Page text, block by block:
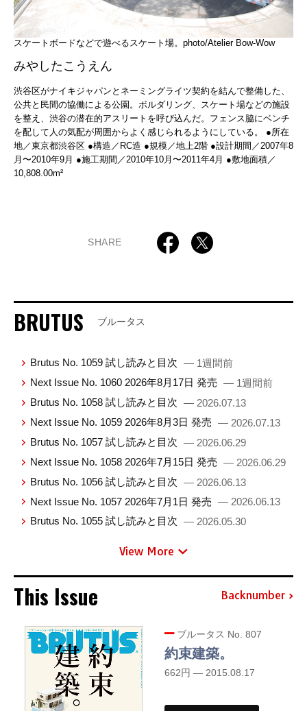
スケートボードなどで遊べるスケート場。photo/Atelier Bow-Wow
みやしたこうえん
渋谷区がナイキジャパンとネーミングライツ契約を結んで整備した、
公共と民間の協働による公園。ボルダリング、スケート場などの施設
を整え、渋谷の潜在的アスリートを呼び込んだ。フェンス脇にベンチ
を配して人の気配が周囲からよく感じられるようにしている。 ●所在
地／東京都渋谷区 ●構造／RC造 ●︎規模／地上2階 ●設計期間／2007年8
月〜2010年9月 ●施工期間／2010年10月〜2011年4月 ●敷地面積／
10,808.00m²
SHARE
BRUTUS ブルータス
Brutus No. 1059 試し読みと目次 — 1週間前
Next Issue No. 1060 2026年8月17日 発売 — 1週間前
Brutus No. 1058 試し読みと目次 — 2026.07.13
Next Issue No. 1059 2026年8月3日 発売 — 2026.07.13
Brutus No. 1057 試し読みと目次 — 2026.06.29
Next Issue No. 1058 2026年7月15日 発売 — 2026.06.29
Brutus No. 1056 試し読みと目次 — 2026.06.13
Next Issue No. 1057 2026年7月1日 発売 — 2026.06.13
Brutus No. 1055 試し読みと目次 — 2026.05.30
View More
This Issue Backnumber
ブルータス No. 807
約束建築。
662円 — 2015.08.17